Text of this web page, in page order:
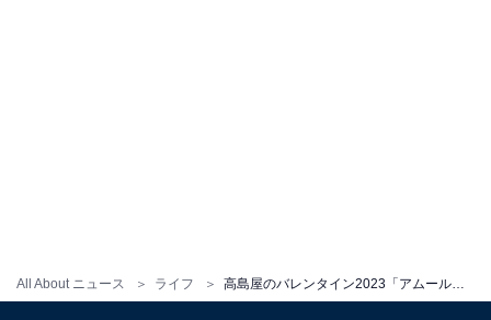
All About ニュース ライフ